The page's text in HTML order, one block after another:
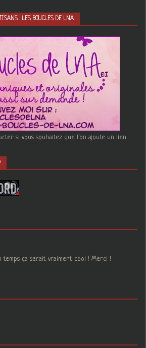
: LES BOUCLES DE LNA
si vous souhaitez que l'on ajoute un lien
temps ça serait vraiment cool ! Merci !